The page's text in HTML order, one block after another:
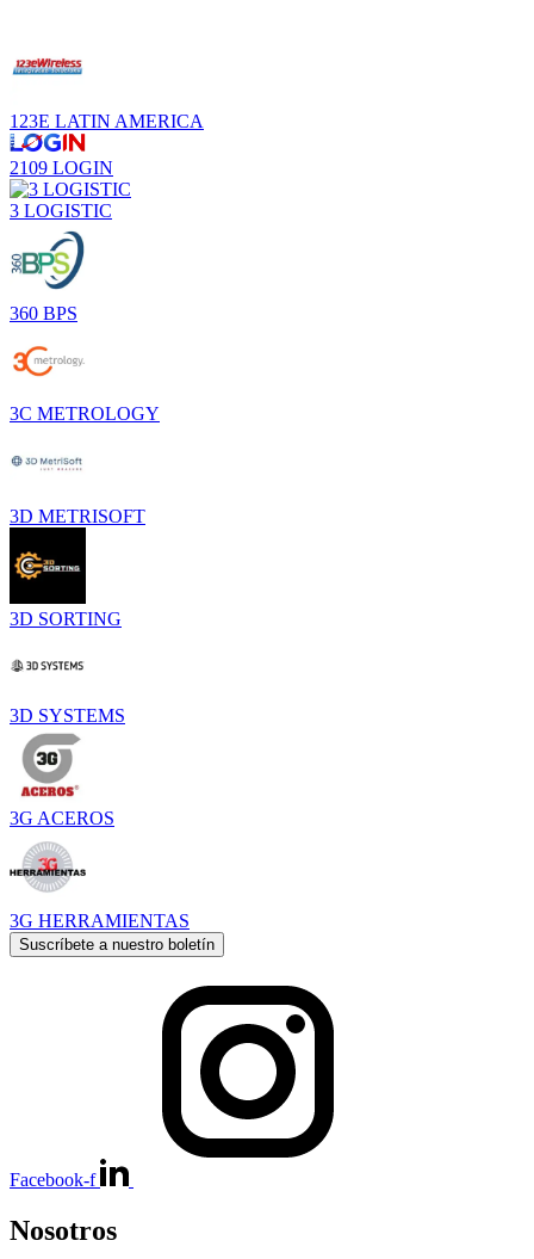
123E LATIN AMERICA
2109 LOGIN
3 LOGISTIC
360 BPS
3C METROLOGY
3D METRISOFT
3D SORTING
3D SYSTEMS
3G ACEROS
3G HERRAMIENTAS
Suscríbete a nuestro boletín
Facebook-f
Nosotros